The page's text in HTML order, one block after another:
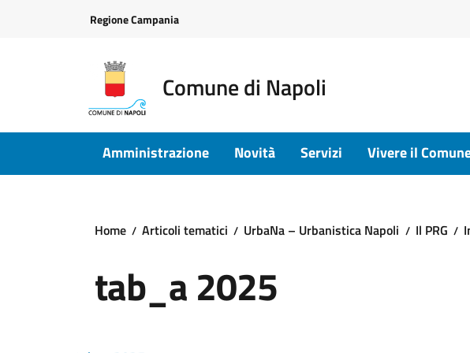
Regione Campania
Comune di Napoli
Amministrazione Novità Servizi Vivere il
Home Articoli tematici UrbaNa – Urbanistica Napoli Il PRG
tab_a 2025